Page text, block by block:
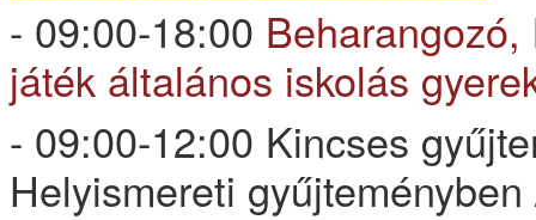
- 09:00-18:00
játék általános iskolás
- 09:00-12:00 Kincses
Helyismereti